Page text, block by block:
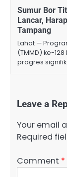
Sumur Bor
Lancar,
Tampang
Lahat —
(TMMD) ke-
progres
Leave a
Your email
Required
Comment *